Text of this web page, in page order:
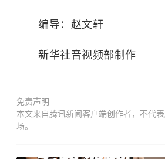
编导：赵文轩
新华社音视频部制作
免责声明
本文来自腾讯新闻客户端创作者，不代
场。